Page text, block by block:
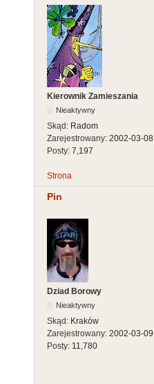
Kierownik Zamieszania
Nieaktywny
Skąd: Radom
Zarejestrowany: 2002-03-08
Posty: 7,197
Strona
Pin
Dziad Borowy
Nieaktywny
Skąd: Kraków
Zarejestrowany: 2002-03-09
Posty: 11,780